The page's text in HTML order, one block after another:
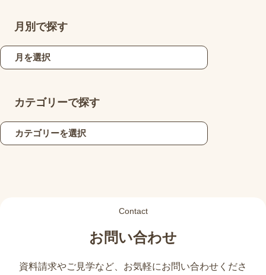
月別で探す
カテゴリーで探す
Contact
お問い合わせ
資料請求やご見学など、 お気軽にお問い合わせくださ